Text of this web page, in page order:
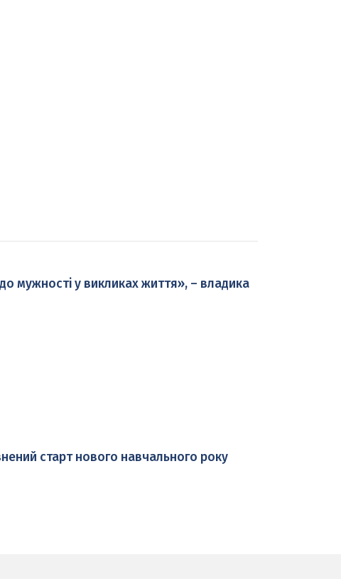
мужності у викликах життя», – владика
старт нового навчального року